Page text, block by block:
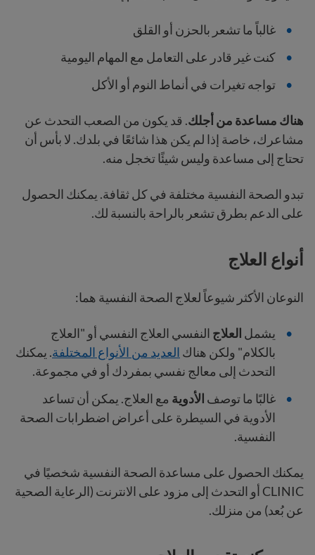
غالباً ما تشعر بالحزن أو القلق
كنت غير قادر على التعامل مع المهام اليومية
تواجه تغيرات في أنماط النوم أو الأكل
هناك مساعدة من أجلك. قد يكون من الصعب التحدث عن
مشاعرك، خاصة إذا لم يكن هذا شائعًا في بلدك. لا بأس أن
تحتاج إلى مساعدة وليس شيئًا تخجل منه.
تبدو الصحة النفسية مختلفة في كل ثقافة. يمكنك الحصول
على الدعم بطرق تشعر بالراحة بالنسبة لك.
أنواع العلاج
النوعان الأكثر شيوعاً لعلاج الصحة النفسية هما:
يشمل العلاج النفسي العلاج النفسي أو "العلاج
بالكلام" ولكن هناك العديد من الأنواع المختلفة. يمكنك
التحدث إلى معالج نفسي بمفردك أو في مجموعة.
غالبًا ما توصف الأدوية مع العلاج. يمكن أن تساعد
الأدوية في السيطرة على أعراض اضطرابات الصحة
النفسية.
يمكنك الحصول على مساعدة الصحة النفسية شخصيًا في
CLINIC أو التحدث إلى مزود على الانترنت (الرعاية الصحية
عن بُعد) من منزلك.